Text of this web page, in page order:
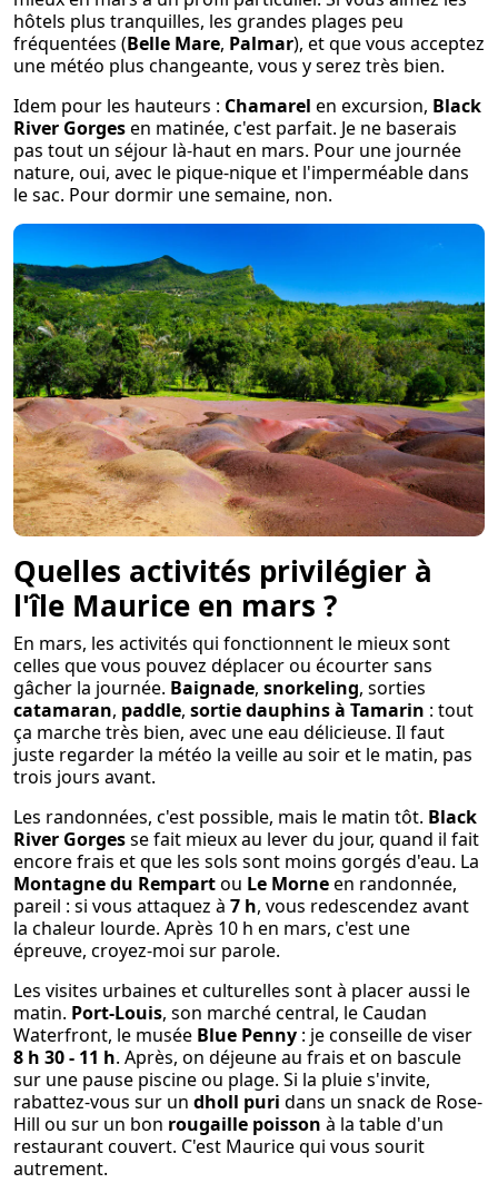
hôtels plus tranquilles, les grandes plages peu
fréquentées (Belle Mare, Palmar), et que vous acceptez
une météo plus changeante, vous y serez très bien.
Idem pour les hauteurs : Chamarel en excursion, Black
River Gorgesen matinée, c'est parfait. Je ne baserais
pas tout un séjour là-haut en mars. Pour une journée
nature, oui, avec le pique-nique et l'imperméable dans
le sac. Pour dormir une semaine, non.
Quelles activités privilégier à
l'île Maurice en mars ?
En mars, les activités qui fonctionnent le mieux sont
celles que vous pouvez déplacer ou écourter sans
gâcher la journée. Baignade, snorkeling, sorties
catamaran, paddle, sortie dauphins à Tamarin : tout
ça marche très bien, avec une eau délicieuse. Il faut
juste regarder la météo la veille au soir et le matin, pas
trois jours avant.
Les randonnées, c'est possible, mais le matin tôt. Black
River Gorgesse fait mieux au lever du jour, quand il fait
encore frais et que les sols sont moins gorgés d'eau. La
Montagne du Rempartou Le Morneen randonnée,
pareil : si vous attaquez à 7 h, vous redescendez avant
la chaleur lourde. Après 10 h en mars, c'est une
épreuve, croyez-moi sur parole.
Les visites urbaines et culturelles sont à placer aussi le
matin. Port-Louis, son marché central, le Caudan
Waterfront, le musée Blue Penny : je conseille de viser
8 h 30 - 11 h. Après, on déjeune au frais et on bascule
sur une pause piscine ou plage. Si la pluie s'invite,
rabattez-vous sur un dholl puri dans un snack de Rose-
Hill ou sur un bon rougaille poisson à la table d'un
restaurant couvert. C'est Maurice qui vous sourit
autrement.